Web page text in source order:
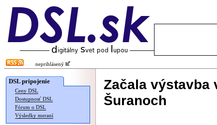
neprihlásený
DSL pripojenie
Ceny DSL
Dostupnosť DSL
Fórum o DSL
Výsledky meraní
Začala výstavba
Šuranoch